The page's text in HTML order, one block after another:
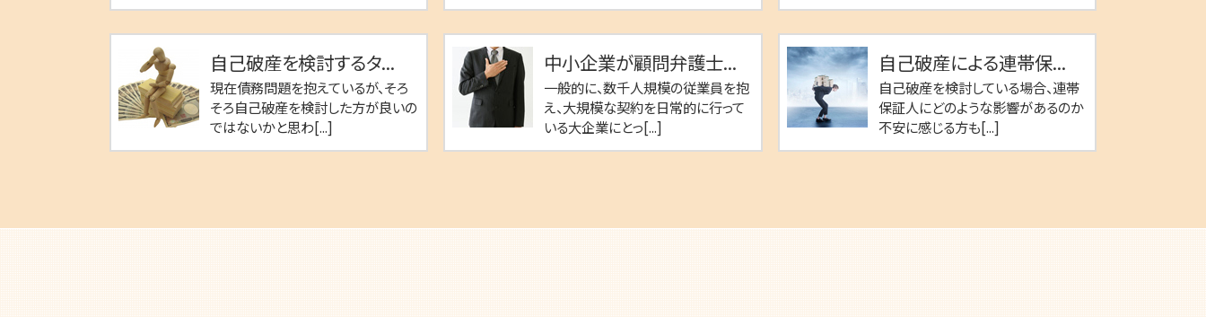
自己破産を検討するタ...
現在債務問題を抱えているが、そろ
そろ自己破産を検討した方が良いの
ではないかと思わ[...]
中小企業が顧問弁護士...
一般的に、数千人規模の従業員を抱
え、大規模な契約を日常的に行って
いる大企業にとっ[...]
自己破産による連帯保...
自己破産を検討している場合、連帯
保証人にどのような影響があるのか
不安に感じる方も[...]